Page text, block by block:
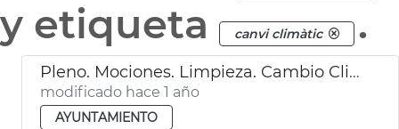
y etiqueta canvi climàtic .
Pleno. Mociones. Limpieza. Cambio Climático. EMT. València
modificado hace 1 año
AYUNTAMIENTO